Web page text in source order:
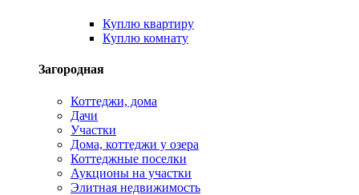
Куплю квартиру
Куплю комнату
Загородная
Коттеджи, дома
Дачи
Участки
Дома, коттеджи у озера
Коттеджные поселки
Аукционы на участки
Элитная недвижимость